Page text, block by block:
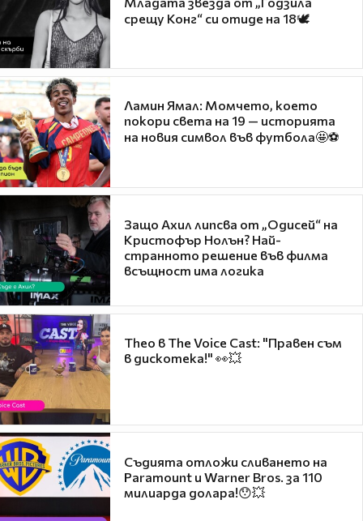
срещу Конг“ си отиде на 18🕊️
Ламин Ямал: Момчето, което
покори света на 19 — историята
на новия символ във футбола🤩⚽
Защо Ахил липсва от „Одисей“ на
Кристофър Нолън? Най-
странното решение във филма
всъщност има логика
Theo в The Voice Cast: "Правен съм
в дискотека!" 👀💥
Съдията отложи сливането на
Paramount и Warner Bros. за 110
милиарда долара!😯💥